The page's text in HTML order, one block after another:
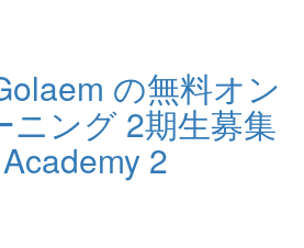
の無料オン
ニング 2期生募集
2